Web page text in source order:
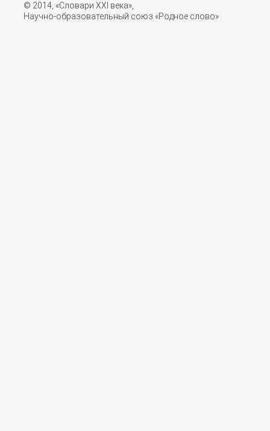
© 2014, «Словари XXI векa»,
Научно-образовательный союз «Родное слово»